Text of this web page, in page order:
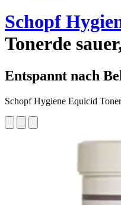
Schopf
Tonerde
Entspannt nach
Schopf Hygiene Equicid